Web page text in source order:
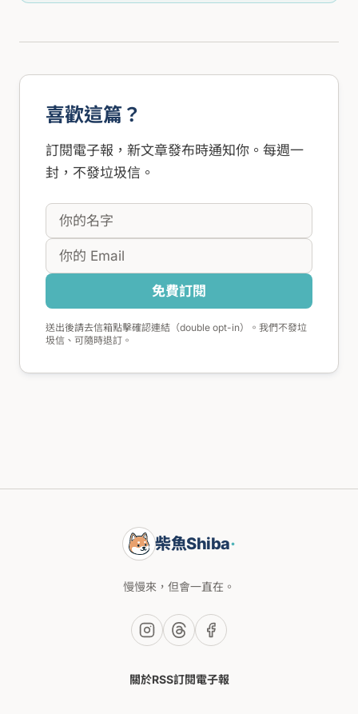
喜歡這篇？
訂閱電子報，新文章發布時通知你。每週一
封，不發垃圾信。
免費訂閱
送出後請去信箱點擊確認連結（double opt-in）。我們不發垃
圾信、可隨時退訂。
柴魚Shiba·
慢慢來，但會一直在。
關於RSS訂閱電子報